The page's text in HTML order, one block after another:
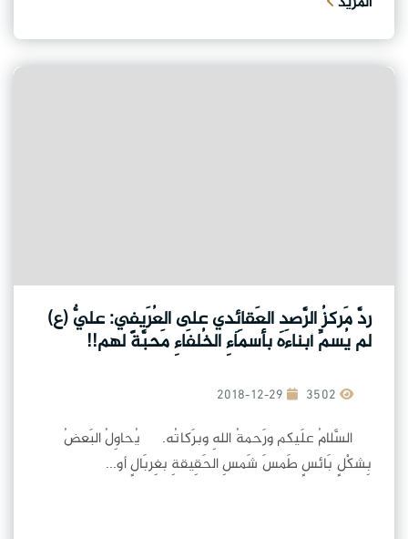
ردَّ مَركزُ الرَّصدِ العَقائِدي على العُرَيفِي: عليٌّ (ع)
لم يُسمِّ أبناءَه بأسمَاءِ الخُلفَاءِ مَحبَّةً لهم!!
2018-12-29
السَّلامُ علَيكم ورَحمةُ اللهِ وبرَكاتُه. يُحاوِلُ البَعضُ
بِشكْلٍ بَائسٍ طَمسَ شَمسِ الحَقِيقةِ بغِربَالٍ أو...